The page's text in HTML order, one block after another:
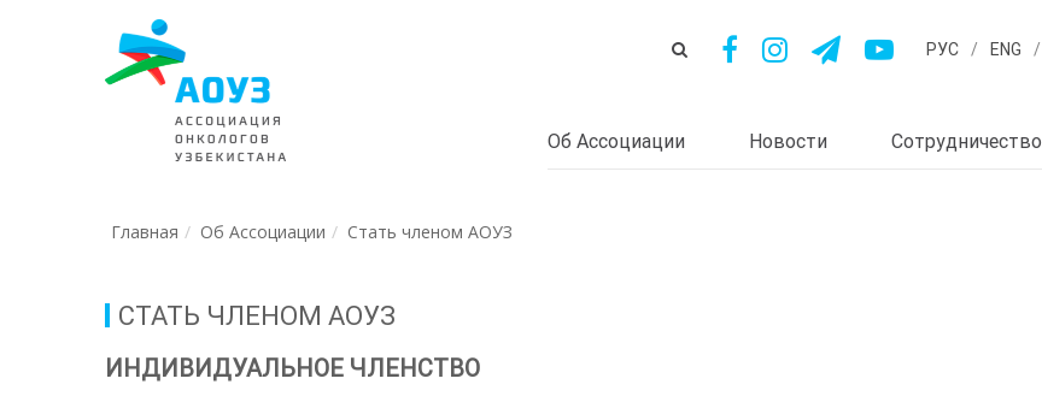
РУС / ENG /
Об Ассоциации Новости Сотрудничество
Главная Об Ассоциации Стать членом АОУЗ
СТАТЬ ЧЛЕНОМ АОУЗ
ИНДИВИДУАЛЬНОЕ ЧЛЕНСТВО